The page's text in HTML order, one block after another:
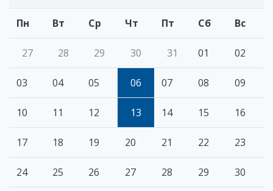
Пн Вт Ср Чт Пт Сб Вс
27 28 29 30 31 01 02
03 04 05 06 07 08 09
10 11 12 13 14 15 16
17 18 19 20 21 22 23
24 25 26 27 28 29 30